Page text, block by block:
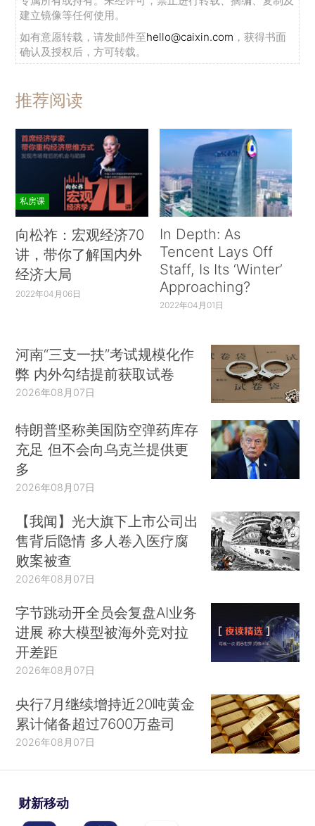
建立镜像等任何使用。
如有意愿转载，请发邮件至hello@caixin.com ，获得书面
确认及授权后，方可转载。
推荐阅读
私房课
向松祚：宏观经济70
讲，带你了解国内外
经济大局
2022年04月06日
In Depth: As
Tencent Lays Off
Staff, Is Its ‘Winter’
Approaching?
2022年04月01日
河南“三支一扶”考试规模化作
弊 内外勾结提前获取试卷
2026年08月07日
特朗普坚称美国防空弹药库存
充足 但不会向乌克兰提供更
多
2026年08月07日
【我闻】光大旗下上市公司出
售背后隐情 多人卷入医疗腐
败案被查
2026年08月07日
字节跳动开全员会复盘AI业务
进展 称大模型被海外竞对拉
开差距
2026年08月07日
央行7月继续增持近20吨黄金
累计储备超过7600万盎司
2026年08月07日
财新移动